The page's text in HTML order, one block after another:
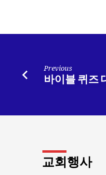
Previous
바이블 퀴즈
교회행사